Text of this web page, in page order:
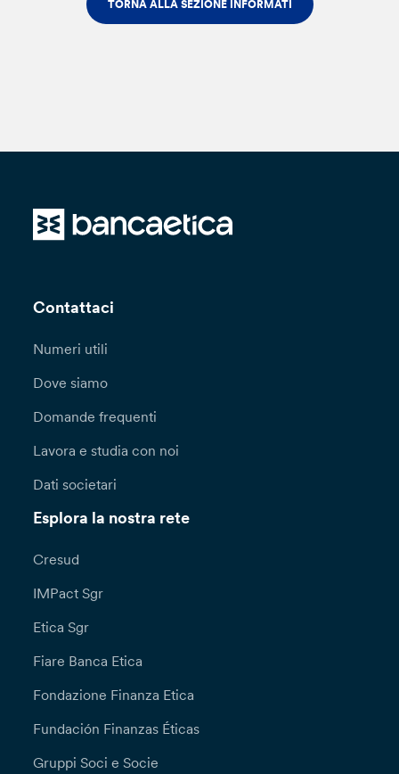
TORNA ALLA SEZIONE INFORMATI
Contattaci
Numeri utili
Dove siamo
Domande frequenti
Lavora e studia con noi
Dati societari
Esplora la nostra rete
Cresud
IMPact Sgr
Etica Sgr
Fiare Banca Etica
Fondazione Finanza Etica
Fundación Finanzas Éticas
Gruppi Soci e Socie